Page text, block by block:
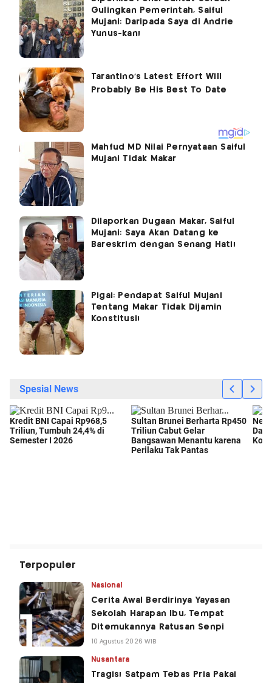
Gulingkan Pemerintah, Saiful
Mujani: Daripada Saya di Andrie
Yunus-kan!
Mahfud MD Nilai Pernyataan Saiful
Mujani Tidak Makar
Dilaporkan Dugaan Makar, Saiful
Mujani: Saya Akan Datang ke
Bareskrim dengan Senang Hati!
Pigai: Pendapat Saiful Mujani
Tentang Makar Tidak Dijamin
Konstitusi!
Terpopuler
Nasional
Cerita Awal Berdirinya Yayasan
Sekolah Harapan Ibu, Tempat
Ditemukannya Ratusan Senpi
10 Agustus 2026 WIB
Nusantara
Tragis! Satpam Tebas Pria Pakai